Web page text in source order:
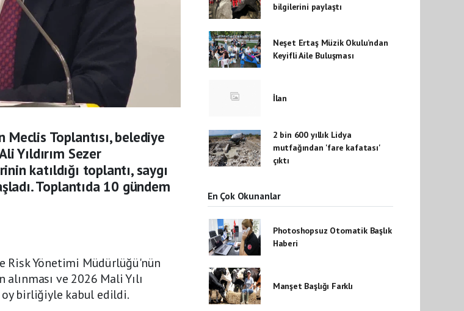
Meclis Toplantısı, belediye
Yıldırım Sezer
katıldığı toplantı, saygı
Toplantıda 10 gündem
Risk Yönetimi Müdürlüğü'nün
ve 2026 Mali Yılı
oy birliğiyle kabul edildi.
bilgilerini paylaştı
Neşet Ertaş Müzik Okulu’ndan
Keyifli Aile Buluşması
İlan
2 bin 600 yıllık Lidya
mutfağından 'fare kafatası'
çıktı
En Çok Okunanlar
Photoshopsuz Otomatik Başlık
Haberi
Manşet Başlığı Farklı